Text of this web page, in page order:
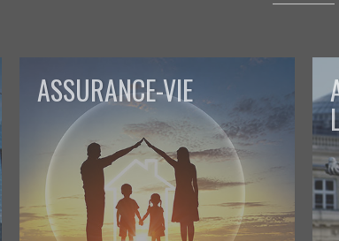
ASSURANCE-VIE